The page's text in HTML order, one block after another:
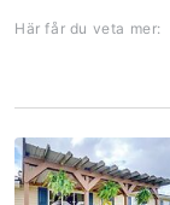
Här får du veta mer: